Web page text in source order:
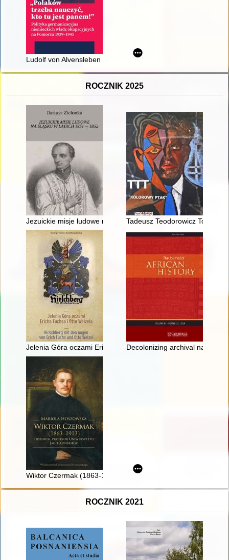
Ludolf von Alvensleben (1901-1970) : nieukarany kat
ROCZNIK 2025
Jezuickie misje ludowe na Śląsku w latach 1851-1852
Tadeusz Teodorowicz
Jelenia Góra oczami Ericha Fuchsa i Otto Welzela =
Decolonizing archival
Wiktor Czermak (1863-1913) : historyk, profesor Uniwersytetu
ROCZNIK 2021